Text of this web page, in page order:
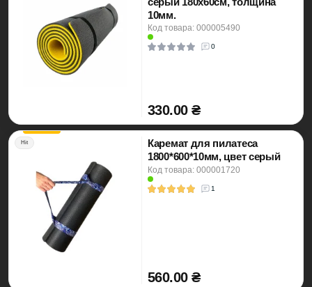
10мм.
Код товара: 000005490
0
330.00 ₴
Hit
Каремат для пилатеса
1800*600*10мм, цвет серый
Код товара: 000001720
1
560.00 ₴